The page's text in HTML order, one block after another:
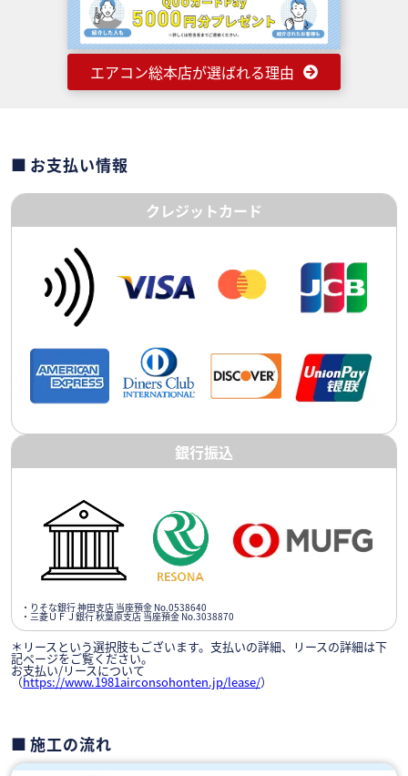
エアコン総本店が選ばれる理由
お支払い情報
クレジットカード
銀行振込
・りそな銀行 神田支店 当座預金 No.0538640
・三菱ＵＦＪ銀行 秋葉原支店 当座預金 No.3038870
＊リースという選択肢もございます。支払いの詳細、リースの詳細は下
記ページをご覧ください。
お支払い/リースについて
（https://www.1981airconsohonten.jp/lease/）
施工の流れ